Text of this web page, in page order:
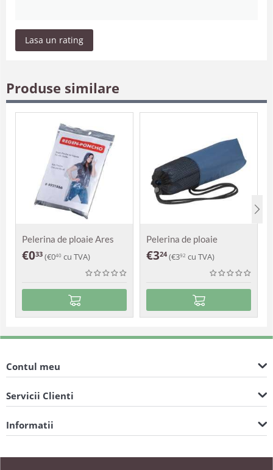
Lasa un rating
Produse similare
Pelerina de ploaie Ares
€033 (€040 cu TVA)
Pelerina de ploaie
Augustus
€324 (€392 cu TVA)
Contul meu
Servicii Clienti
Informatii